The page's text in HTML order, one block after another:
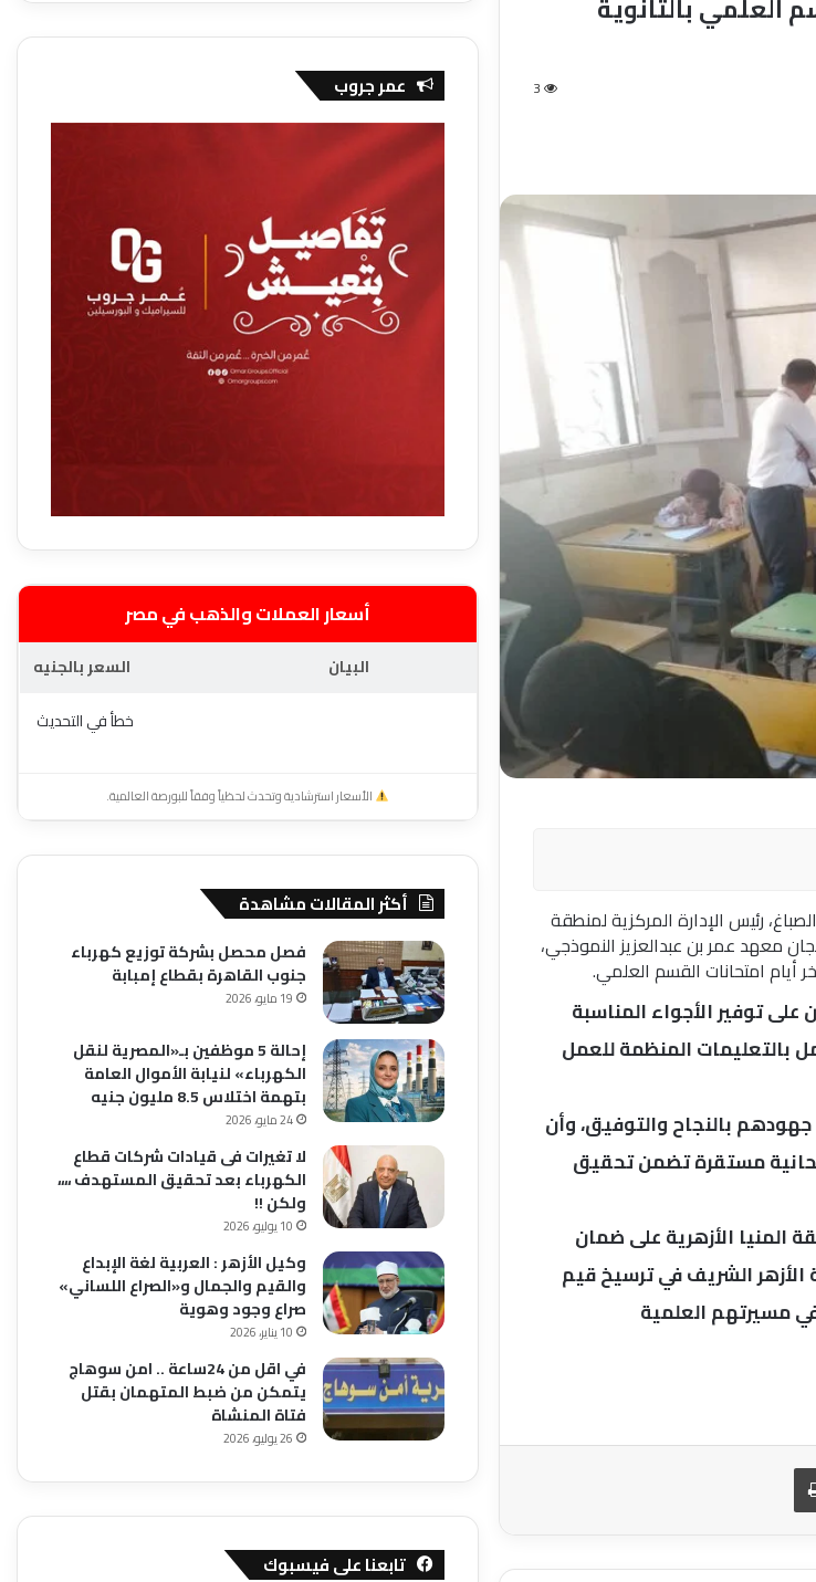
3
رئيس الإدارة المركزية لمنطقة
لجان معهد عمر بن عبدالعزيز النموذجي،
أيام امتحانات القسم العلمي.
توفير الأجواء المناسبة
بالتعليمات المنظمة للعمل
بالنجاح والتوفيق، وأن
مستقرة تضمن تحقيق
المنيا الأزهرية على ضمان
الشريف في ترسيخ قيم
مسيرتهم العلمية
طباعة
عمر جروب
أسعار العملات والذهب في مصر
البيان
السعر بالجنيه
خطأ في التحديث
الأسعار استرشادية وتحدث لحظياً وفقاً للبورصة العالمية.
أكثر المقالات مشاهدة
فصل محصل بشركة توزيع كهرباء
جنوب القاهرة بقطاع إمبابة
19 مايو، 2026
إحالة 5 موظفين بـ«المصرية لنقل
الكهرباء» لنيابة الأموال العامة
بتهمة اختلاس 8.5 مليون جنيه
24 مايو، 2026
لا تغيرات فى قيادات شركات قطاع
الكهرباء بعد تحقيق المستهدف ،،،،
ولكن !!
10 يوليو، 2026
وكيل الأزهر : العربية لغة الإبداع
والقيم والجمال و«الصراع اللساني»
صراع وجود وهوية
10 يناير، 2026
في اقل من 24ساعة .. امن سوهاج
يتمكن من ضبط المتهمان بقتل
فتاة المنشاة
26 يوليو، 2026
تابعنا على فيسبوك